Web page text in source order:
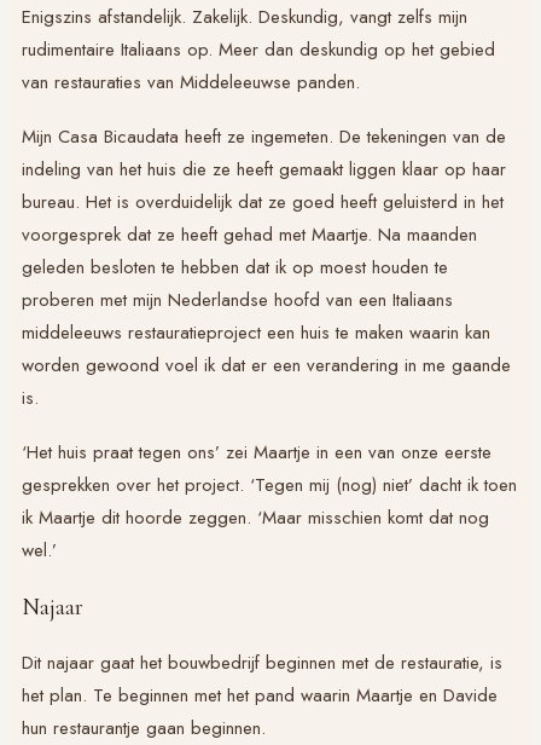
Enigszins afstandelijk. Zakelijk. Deskundig, vangt zelfs mijn
rudimentaire Italiaans op. Meer dan deskundig op het gebied
van restauraties van Middeleeuwse panden.
Mijn Casa Bicaudata heeft ze ingemeten. De tekeningen van de
indeling van het huis die ze heeft gemaakt liggen klaar op haar
bureau. Het is overduidelijk dat ze goed heeft geluisterd in het
voorgesprek dat ze heeft gehad met Maartje. Na maanden
geleden besloten te hebben dat ik op moest houden te
proberen met mijn Nederlandse hoofd van een Italiaans
middeleeuws restauratieproject een huis te maken waarin kan
worden gewoond voel ik dat er een verandering in me gaande
is.
‘Het huis praat tegen ons’ zei Maartje in een van onze eerste
gesprekken over het project. ‘Tegen mij (nog) niet’ dacht ik toen
ik Maartje dit hoorde zeggen. ‘Maar misschien komt dat nog
wel.’
Najaar
Dit najaar gaat het bouwbedrijf beginnen met de restauratie, is
het plan. Te beginnen met het pand waarin Maartje en Davide
hun restaurantje gaan beginnen.